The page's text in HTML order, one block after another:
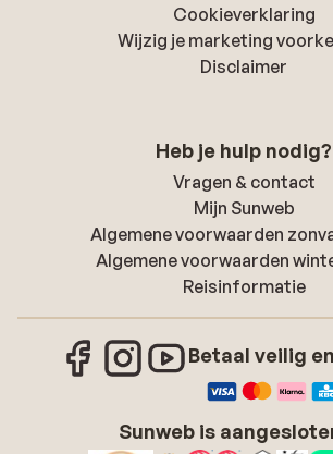
Cookieverklaring
Wijzig je marketing
Disclaimer
Heb je hulp nodig?
Vragen & contact
Mijn Sunweb
Algemene voorwaarden
Algemene voorwaarden
Reisinformatie
Betaal veilig
Sunweb is